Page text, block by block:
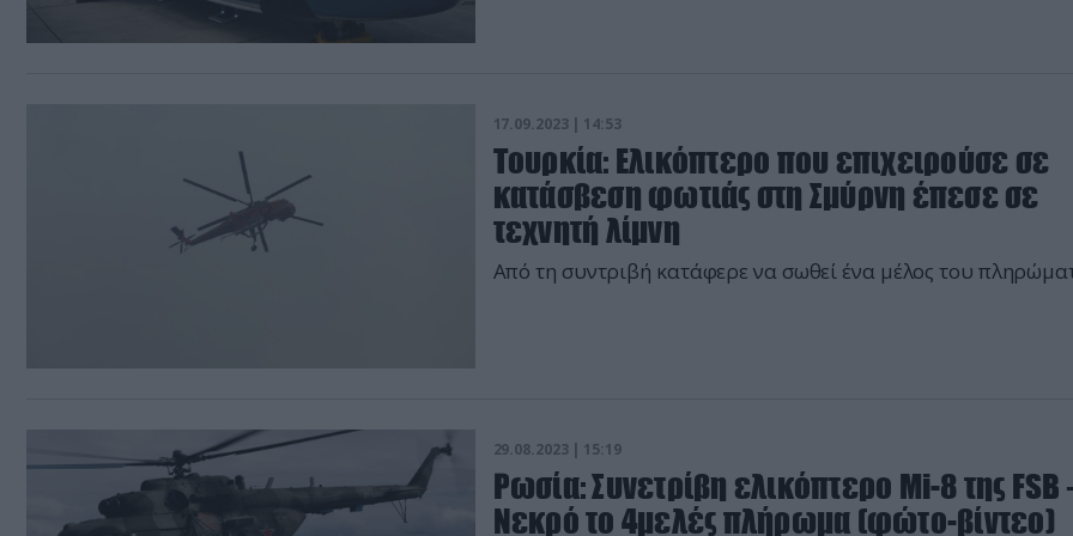
17.09.2023 | 14:53
Τουρκία: Ελικόπτερο που επιχειρούσε σε
κατάσβεση φωτιάς στη Σμύρνη έπεσε σε
τεχνητή λίμνη
Από τη συντριβή κατάφερε να σωθεί ένα μέλος του
29.08.2023 | 15:19
Ρωσία: Συνετρίβη ελικόπτερο Mi-8 της FSB
Νεκρό το 4μελές πλήρωμα (φώτο-βίντεο)